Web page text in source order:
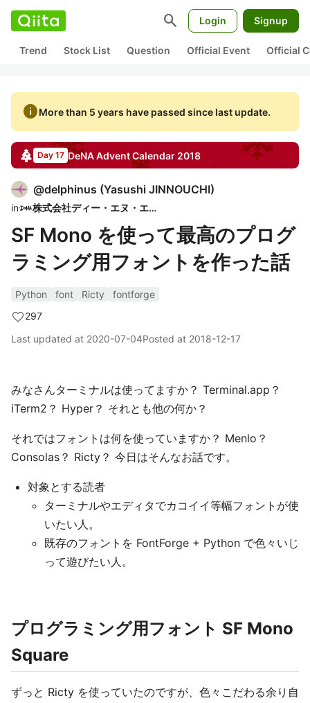
search Login Signup
Trend Stock List Question Official Event Official
infoMore than 5 years have passed since last update.
Day 17 DeNAAdvent Calendar 2018
@delphinus (Yasushi JINNOUCHI)
in 株式会社ディー・エヌ・エー
SF Mono を使って最高のプログ
ラミング用フォントを作った話
Python font Ricty
fontforge
297
Last updated at 2020-07-04Posted at 2018-12-17
みなさんターミナルは使ってますか？ Terminal.app？
iTerm2？ Hyper？ それとも他の何か？
それではフォントは何を使っていますか？ Menlo？
Consolas？ Ricty？ 今日はそんなお話です。
対象とする読者
ターミナルやエディタでカコイイ等幅フォントが使
いたい人。
既存のフォントを FontForge + Python で色々いじ
って遊びたい人。
プログラミング用フォント SF Mono
Square
ずっと Ricty を使っていたのですが、色々こだわる余り自